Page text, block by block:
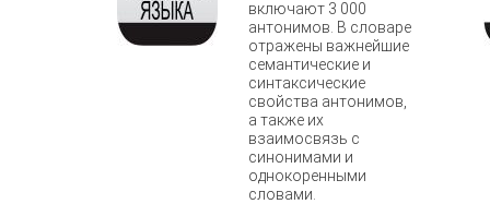
включают 3 000
антонимов. В словаре
отражены важнейшие
семантические и
синтаксические
свойства антонимов,
а также их
взаимосвязь с
синонимами и
однокоренными
словами.